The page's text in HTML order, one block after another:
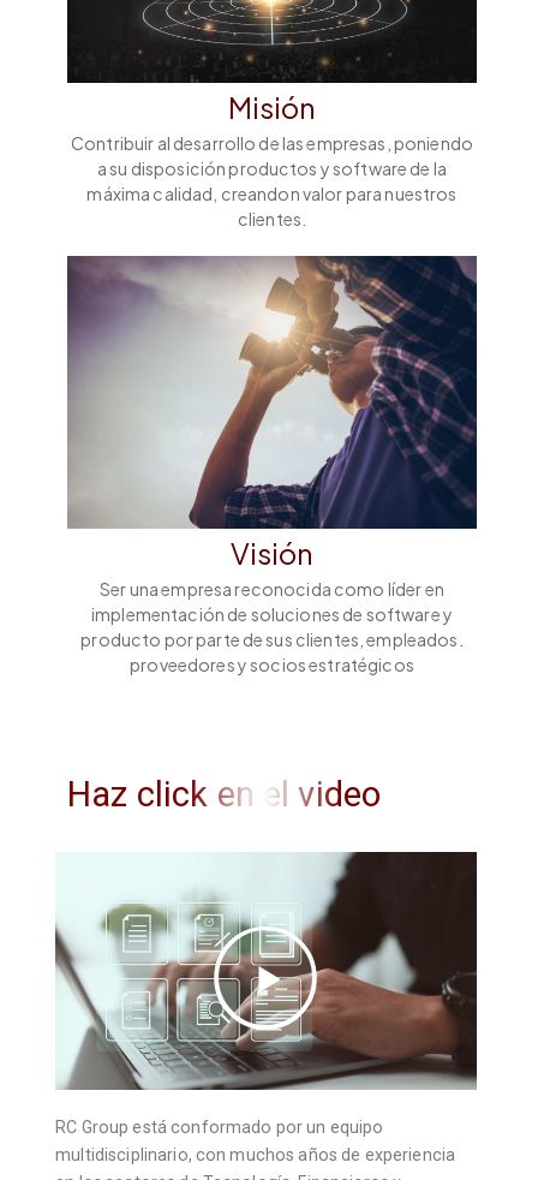
Misión
Contribuir al desarrollo de las empresas, poniendo
a su disposición productos y software de la
máxima calidad, creandon valor para nuestros
clientes.
Visión
Ser una empresa reconocida como líder en
implementación de soluciones de software y
producto por parte de sus clientes, empleados.
proveedores y socios estratégicos
Haz click en el video
Play
RC Group está conformado por un equipo
multidisciplinario, con muchos años de experiencia